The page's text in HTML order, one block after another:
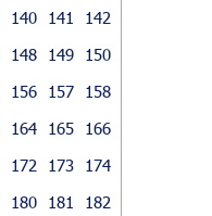
140 141
142
148 149
150
156 157
158
164 165
166
172 173
174
180 181
182